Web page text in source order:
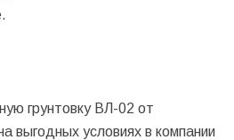
грунтовку ВЛ-02 от
выгодных условиях в компании